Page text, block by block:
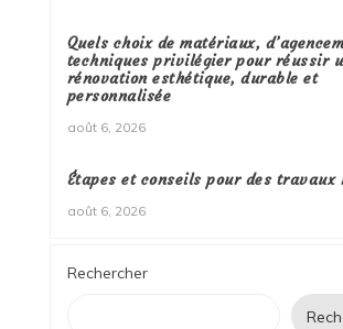
Quels choix de matériaux,
techniques privilégier pour réussir
rénovation esthétique, durable et
personnalisée
août 6, 2026
Étapes et conseils pour des travaux
août 6, 2026
Rechercher